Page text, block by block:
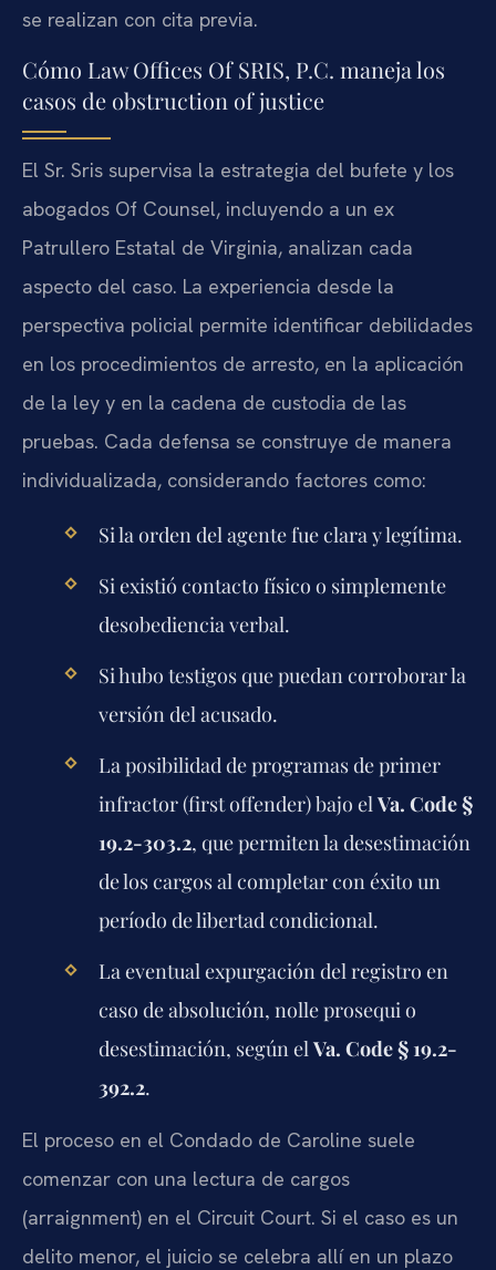
se realizan con cita previa.
Cómo Law Offices Of SRIS, P.C. maneja los
casos de obstruction of justice
El Sr. Sris supervisa la estrategia del bufete y los
abogados Of Counsel, incluyendo a un ex
Patrullero Estatal de Virginia, analizan cada
aspecto del caso. La experiencia desde la
perspectiva policial permite identificar debilidades
en los procedimientos de arresto, en la aplicación
de la ley y en la cadena de custodia de las
pruebas. Cada defensa se construye de manera
individualizada, considerando factores como:
Si la orden del agente fue clara y legítima.
Si existió contacto físico o simplemente
desobediencia verbal.
Si hubo testigos que puedan corroborar la
versión del acusado.
La posibilidad de programas de primer
infractor (first offender) bajo elVa. Code §
19.2-303.2, que permiten la desestimación
de los cargos al completar con éxito un
período de libertad condicional.
La eventual expurgación del registro en
caso de absolución, nolle prosequi o
desestimación, según elVa. Code § 19.2-
392.2.
El proceso en el Condado de Caroline suele
comenzar con una lectura de cargos
(arraignment) en el Circuit Court. Si el caso es un
delito menor, el juicio se celebra allí en un plazo